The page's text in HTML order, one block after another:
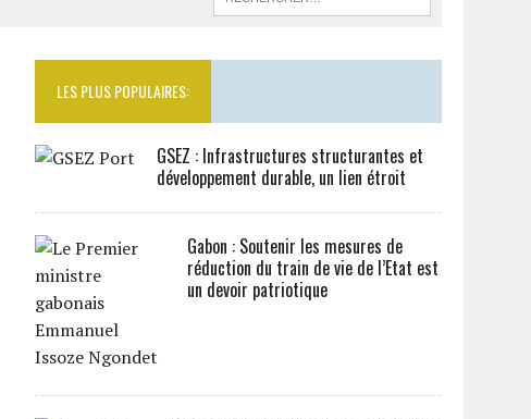
LES PLUS POPULAIRES:
GSEZ : Infrastructures structurantes et
développement durable, un lien étroit
Gabon : Soutenir les mesures de
réduction du train de vie de l’Etat est
un devoir patriotique